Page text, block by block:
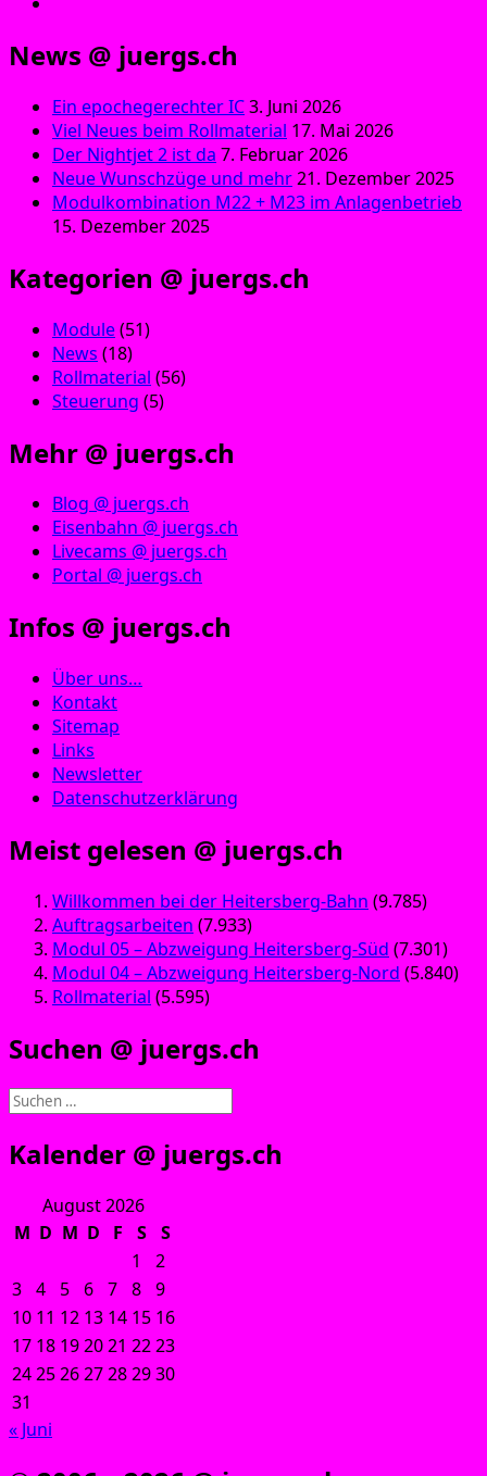
News @ juergs.ch
Ein epochegerechter IC3. Juni 2026
Viel Neues beim Rollmaterial 17. Mai 2026
Der Nightjet 2 ist da 7. Februar 2026
Neue Wunschzüge und mehr21. Dezember 2025
Modulkombination M22 + M23 im Anlagenbetrieb
15. Dezember 2025
Kategorien @ juergs.ch
Module(51)
News (18)
Rollmaterial (56)
Steuerung (5)
Mehr @ juergs.ch
Blog @ juergs.ch
Eisenbahn @ juergs.ch
Livecams @ juergs.ch
Portal @ juergs.ch
Infos @ juergs.ch
Über uns…
Kontakt
Sitemap
Links
Newsletter
Datenschutzerklärung
Meist gelesen @ juergs.ch
Willkommen bei der Heitersberg-Bahn (9.785)
Auftragsarbeiten (7.933)
Modul 05 – Abzweigung Heitersberg-Süd (7.301)
Modul 04 – Abzweigung Heitersberg-Nord (5.840)
Rollmaterial (5.595)
Suchen @ juergs.ch
Suchen
Kalender @ juergs.ch
August 2026
M D M D F S
S
1
2
3 4 5 6 7 8 9
10 11 12 13 14 15 16
17 18 192021 2223
24252627282930
31
« Juni